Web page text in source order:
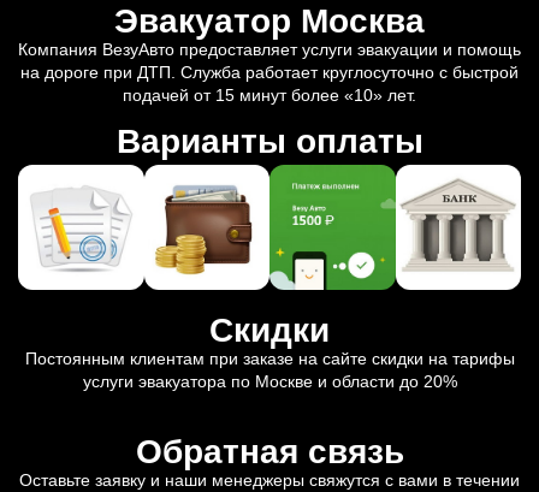
Эвакуатор Москва
Компания ВезуАвто предоставляет услуги эвакуации и помощь
на дороге при ДТП. Служба работает круглосуточно с быстрой
подачей от 15 минут более «10» лет.
Варианты оплаты
Скидки
Постоянным клиентам при заказе на сайте скидки на тарифы
услуги эвакуатора по Москве и области до 20%
Обратная связь
Оставьте заявку и наши менеджеры свяжутся с вами в течении